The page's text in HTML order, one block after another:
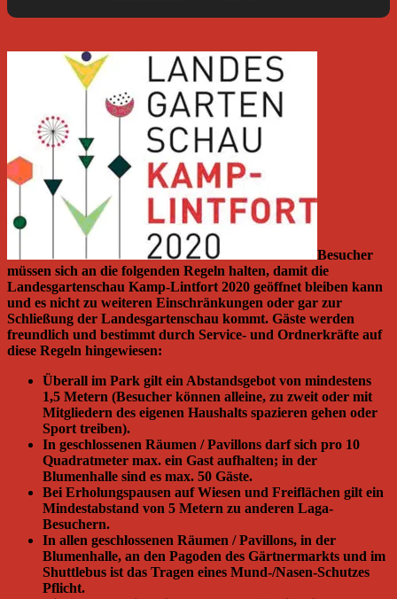
Besucher
müssen sich an die folgenden Regeln halten, damit die
Landesgartenschau Kamp-Lintfort 2020 geöffnet bleiben kann
und es nicht zu weiteren Einschränkungen oder gar zur
Schließung der Landesgartenschau kommt. Gäste werden
freundlich und bestimmt durch Service- und Ordnerkräfte auf
diese Regeln hingewiesen:
Überall im Park gilt ein Abstandsgebot von mindestens
1,5 Metern (Besucher können alleine, zu zweit oder mit
Mitgliedern des eigenen Haushalts spazieren gehen oder
Sport treiben).
In geschlossenen Räumen / Pavillons darf sich pro 10
Quadratmeter max. ein Gast aufhalten; in der
Blumenhalle sind es max. 50 Gäste.
Bei Erholungspausen auf Wiesen und Freiflächen gilt ein
Mindestabstand von 5 Metern zu anderen Laga-
Besuchern.
In allen geschlossenen Räumen / Pavillons, in der
Blumenhalle, an den Pagoden des Gärtnermarkts und im
Shuttlebus ist das Tragen eines Mund-/Nasen-Schutzes
Pflicht.